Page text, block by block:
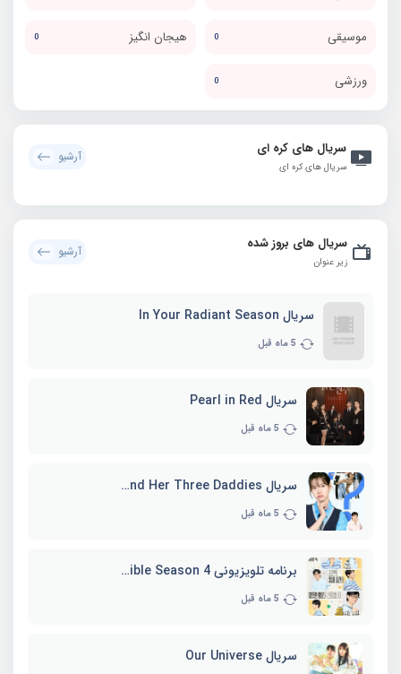
موسیقی 0 هیجان انگیز 0
ورزشی 0
سریال های کره ای
سریال های کره ای
آرشیو
سریال های بروز شده
زیر عنوان
آرشیو
سریال In Your Radiant Season
5 ماه قبل
سریال Pearl in Red
5 ماه قبل
سریال Marie and Her Three Daddies
5 ماه قبل
برنامه تلویزیونی Whenever Possible Season 4
5 ماه قبل
سریال Our Universe